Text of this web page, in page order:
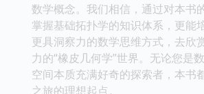
数学概念。我们相信，通过对本书
掌握基础拓扑学的知识体系，更能
更具洞察力的数学思维方式，去欣
力的“橡皮几何学”世界。无论您是
空间本质充满好奇的探索者，本书
之旅的理想起点。